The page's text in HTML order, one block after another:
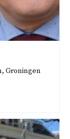
Groningen